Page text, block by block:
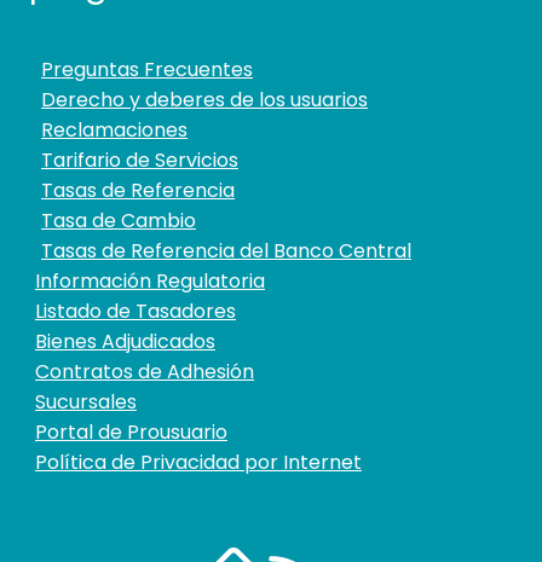
Preguntas Frecuentes
Derecho y deberes de los usuarios
Reclamaciones
Tarifario de Servicios
Tasas de Referencia
Tasa de Cambio
Tasas de Referencia del Banco Central
Información Regulatoria
Listado de Tasadores
Bienes Adjudicados
Contratos de Adhesión
Sucursales
Portal de Prousuario
Política de Privacidad por Internet